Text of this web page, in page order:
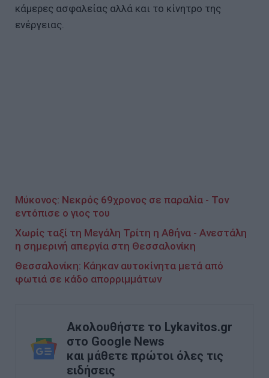
κάμερες ασφαλείας αλλά και το κίνητρο της
ενέργειας.
Μύκονος: Νεκρός 69χρονος σε παραλία - Τον
εντόπισε ο γιος του
Χωρίς ταξί τη Μεγάλη Τρίτη η Αθήνα - Ανεστάλη
η σημερινή απεργία στη Θεσσαλονίκη
Θεσσαλονίκη: Κάηκαν αυτοκίνητα μετά από
φωτιά σε κάδο απορριμμάτων
Ακολουθήστε το Lykavitos.gr
στο Google News
και μάθετε πρώτοι όλες τις
ειδήσεις